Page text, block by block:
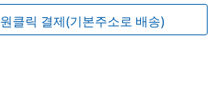
원클릭 결제(기본주소로 배송)